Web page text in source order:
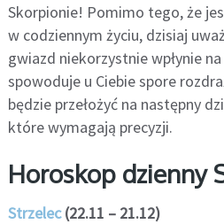
Skorpionie! Pomimo tego, że
w codziennym życiu, dzisiaj
gwiazd niekorzystnie wpłynie
spowoduje u Ciebie spore
będzie przełożyć na następny
które wymagają precyzji.
Horoskop dzienny
Strzelec(22.11 – 21.12)